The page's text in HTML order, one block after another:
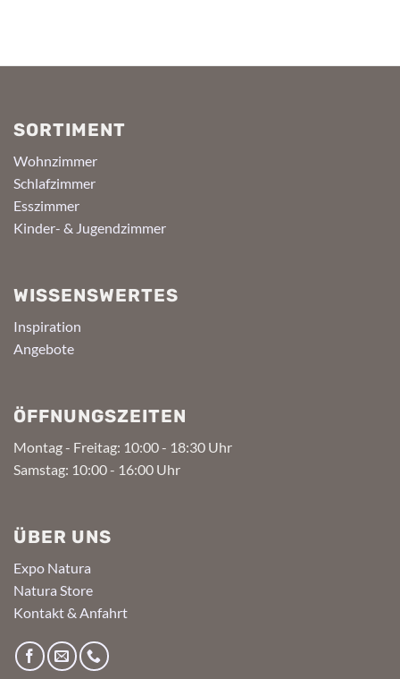
SORTIMENT
Wohnzimmer
Schlafzimmer
Esszimmer
Kinder- & Jugendzimmer
WISSENSWERTES
Inspiration
Angebote
ÖFFNUNGSZEITEN
Montag - Freitag: 10:00 - 18:30 Uhr
Samstag: 10:00 - 16:00 Uhr
ÜBER UNS
Expo Natura
Natura Store
Kontakt & Anfahrt